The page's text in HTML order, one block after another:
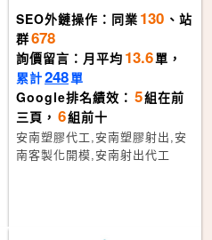
SEO外鏈操作：同業 130 、站
群678
詢價留言：月平均 13.6單，
累計248單
Google排名績效： 5組在前
三頁， 6組前十
安南塑膠代工,安南塑膠射出,安
南客製化開模,安南射出代工